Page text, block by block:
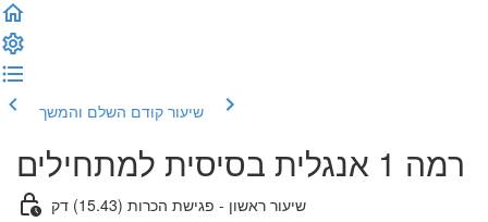
שיעור קודם השלם והמשך
רמה 1 אנגלית בסיסית למתחילים
שיעור ראשון - פגישת הכרות (15.43) דק